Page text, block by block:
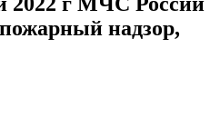
надзор,